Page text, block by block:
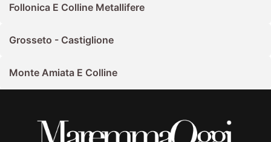
Follonica E Colline Metallifere
Grosseto - Castiglione
Monte Amiata E Colline